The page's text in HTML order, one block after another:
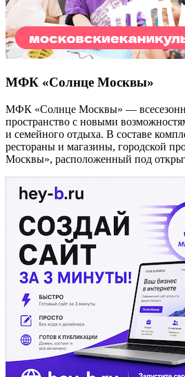
МФК «Солнце Москвы»
МФК «Солнце Москвы» —
пространство с новыми
и семейного отдыха. В составе
рестораны и магазины, городской
Москвы», расположенный под